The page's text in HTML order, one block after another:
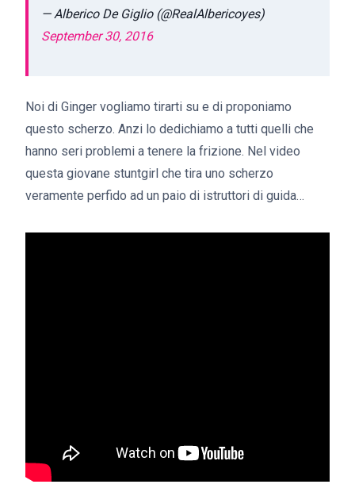
— Alberico De Giglio (@RealAlbericoyes)
September 30, 2016
Noi di Ginger vogliamo tirarti su e di proponiamo
questo scherzo. Anzi lo dedichiamo a tutti quelli che
hanno seri problemi a tenere la frizione. Nel video
questa giovane stuntgirl che tira uno scherzo
veramente perfido ad un paio di istruttori di guida…